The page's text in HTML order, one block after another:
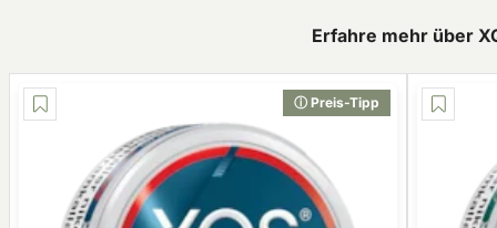
Erfahre mehr über
ⓘ Preis-Tipp